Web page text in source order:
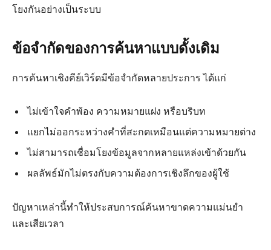
โยงกันอย่างเป็นระบบ
ข้อจำกัดของการค้นหาแบบดั้งเดิม
การค้นหาเชิงคีย์เวิร์ดมีข้อจำกัดหลายประการ ได้แก่
ไม่เข้าใจคำพ้อง ความหมายแฝง หรือบริบท
แยกไม่ออกระหว่างคำที่สะกดเหมือนแต่ความหมายต่าง
ไม่สามารถเชื่อมโยงข้อมูลจากหลายแหล่งเข้าด้วยกัน
ผลลัพธ์มักไม่ตรงกับความต้องการเชิงลึกของผู้ใช้
ปัญหาเหล่านี้ทำให้ประสบการณ์ค้นหาขาดความแม่นยำ
และเสียเวลา